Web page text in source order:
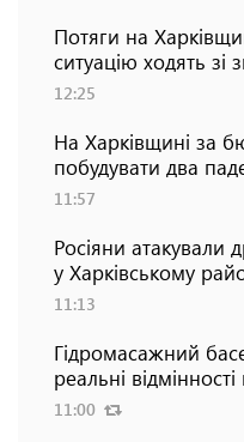
Потяги на
ситуацію ходять зі
12:25
На Харківщині за
побудувати два
11:57
Росіяни атакували
у Харківському
11:13
Гідромасажний
реальні
11:00